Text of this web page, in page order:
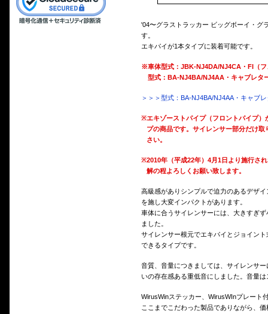
'04〜グラストラッカー ビッグボーイ・グ
す。
エキパイが1本タイプに装着可能です。
※車体型式：JBK-NJ4DA/NJ4CA・FI（フ
型式：BA-NJ4BA/NJ4AA・キャブレタ
＞＞＞型式：BA-NJ4BA/NJ4AA・キャブ
※エキゾーストパイプ（フロントパイプ
プの商品です。サイレンサー部分だけ
さい。
※2010年（平成22年）4月1日より施行さ
解の程よろしくお願い致します。
高級感がありシンプルで迫力のあるデザ
を施し大変インパクトがあります。
車体に合うサイレンサーには、大きすぎ
ました。
サイレンサー根元でエキパイとジョイン
できるタイプです。
音質、音量につきましては、サイレンサ
いの存在感ある重低音にしました。音量
WirusWinステッカー、WirusWInプレート
ここまでこだわった製品でありながら、